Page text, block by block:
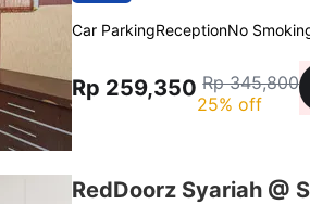
Car ParkingReceptionNo
Rp 259,350 Rp 345,800
25% off
RedDoorz Syariah @